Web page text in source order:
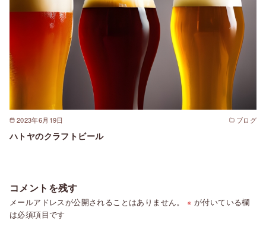
2023年6月19日 ブログ
ハトヤのクラフトビール
コメントを残す
メールアドレスが公開されることはありません。 ※ が付いている欄
は必須項目です